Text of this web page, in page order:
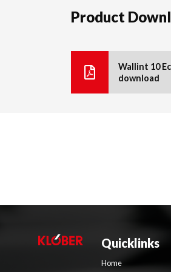
Product
Wallint 10
download
Quicklinks
Home